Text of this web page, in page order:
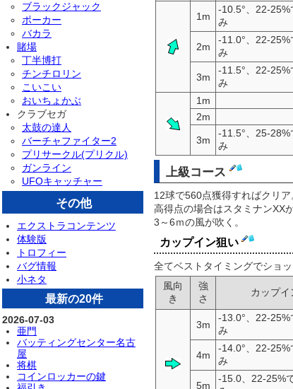
1m
-10.5°、22-
み
2m
-11.0°、22-
み
3m
-11.5°、22-
み
1m
2m
3m
-11.5°、25-
み
上級コース
12球で560点獲得すればクリア
高得点の場合はスタミナンXX
3～6ｍの風が吹く。
カップイン狙い
全てベストタイミングでショッ
風向
き
強
さ
カップイ
3m
-13.0°、22-
み
4m
-14.0°、22-
み
5m
-15.0、22-25%
ブラックジャック
ポーカー
バカラ
賭場
丁半博打
チンチロリン
こいこい
おいちょかぶ
クラブセガ
太鼓の達人
バーチャファイター2
プリサークル(プリクル)
ガンライン
UFOキャッチャー
その他
エクストラコンテンツ
体験版
トロフィー
バグ情報
小ネタ
最新の20件
2026-07-03
亜門
バッティングセンター名古
屋
将棋
コインロッカーの鍵